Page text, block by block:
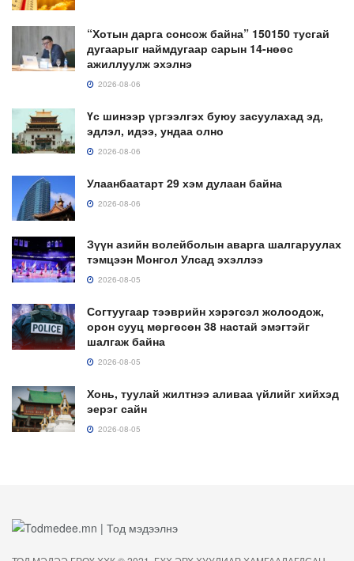
“Хотын дарга сонсож байна” 150150 тусгай
дугаарыг наймдугаар сарын 14-нөөс
ажиллуулж эхэлнэ
2026-08-06
Үс шинээр үргээлгэх буюу засуулахад эд,
эдлэл, идээ, ундаа олно
2026-08-06
Улаанбаатарт 29 хэм дулаан байна
2026-08-06
Зүүн азийн волейболын аварга шалгаруулах
тэмцээн Монгол Улсад эхэллээ
2026-08-05
Согтуугаар тээврийн хэрэгсэл жолоодож,
орон сууц мөргөсөн 38 настай эмэгтэйг
шалгаж байна
2026-08-05
Хонь, туулай жилтнээ аливаа үйлийг хийхэд
эерэг сайн
2026-08-05